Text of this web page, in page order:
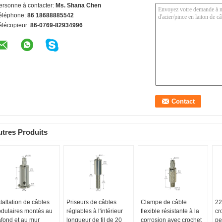
à contacter: Ms. Shana Chen
86 18688885542
86-0769-82934996
Produits
de câbles
montés au
et au mur
Priseurs de câbles
réglables à l'intérieur
longueur de fil de 20
Clampe de câble
flexible résistante à la
corrosion avec crochet